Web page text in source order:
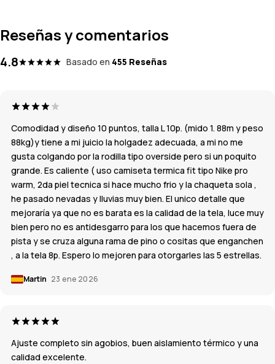
Reseñas y comentarios
4.8 Basado en 455 Reseñas
Comodidad y diseño 10 puntos, talla L 10p. (mido 1. 88m y peso
88kg)y tiene a mi juicio la holgadez adecuada, a mi no me
gusta colgando por la rodilla tipo overside pero si un poquito
grande. Es caliente ( uso camiseta termica fit tipo Nike pro
warm, 2da piel tecnica si hace mucho frio y la chaqueta sola ,
he pasado nevadas y lluvias muy bien. El unico detalle que
mejoraría ya que no es barata es la calidad de la tela, luce muy
bien pero no es antidesgarro para los que hacemos fuera de
pista y se cruza alguna rama de pino o cositas que enganchen
, a la tela 8p. Espero lo mejoren para otorgarles las 5 estrellas.
Martin 23 ene 2026
Ajuste completo sin agobios, buen aislamiento térmico y una
calidad excelente.